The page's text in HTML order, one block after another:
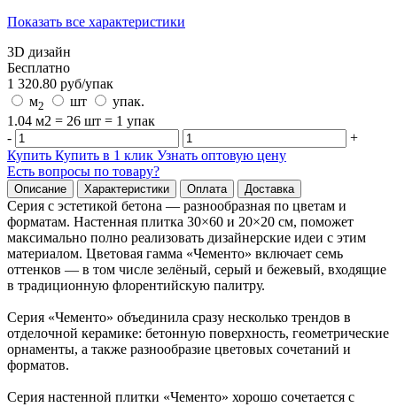
Показать все характеристики
3D дизайн
Бесплатно
1 320.80 руб/упак
м2 шт
упак.
1.04 м2 = 26 шт = 1 упак
-
+
Купить Купить в 1 клик Узнать оптовую цену
Есть вопросы по товару?
Описание Характеристики Оплата Доставка
Серия с эстетикой бетона — разнообразная по цветам и
форматам. Настенная плитка 30×60 и 20×20 см, поможет
максимально полно реализовать дизайнерские идеи с этим
материалом. Цветовая гамма «Чементо» включает семь
оттенков — в том числе зелёный, серый и бежевый, входящие
в традиционную флорентийскую палитру.
Серия «Чементо» объединила сразу несколько трендов в
отделочной керамике: бетонную поверхность, геометрические
орнаменты, а также разнообразие цветовых сочетаний и
форматов.
Серия настенной плитки «Чементо» хорошо сочетается с